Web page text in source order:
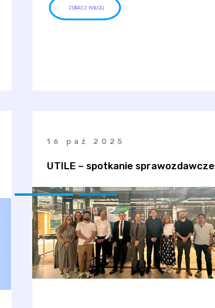
ZOBACZ WIĘCEJ
16 paź 2025
UTILE – spotkanie sprawozdawcze